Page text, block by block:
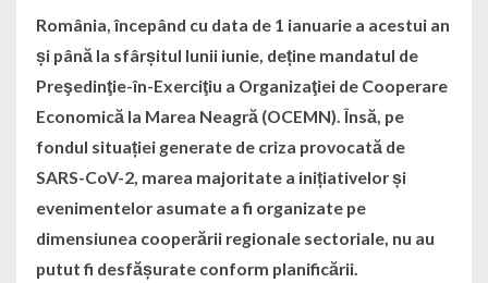
România, începând cu data de 1 ianuarie a acestui an
și până la sfârșitul lunii iunie, deține mandatul de
Preşedinţie-în-Exerciţiu a Organizaţiei de Cooperare
Economică la Marea Neagră (OCEMN). Însă, pe
fondul situației generate de criza provocată de
SARS-CoV-2, marea majoritate a inițiativelor și
evenimentelor asumate a fi organizate pe
dimensiunea cooperării regionale sectoriale, nu au
putut fi desfășurate conform planificării.